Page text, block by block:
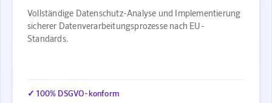
Vollständige Datenschutz-Analyse und Implementierung
sicherer Datenverarbeitungsprozesse nach EU-
Standards.
✓ 100% DSGVO-konform